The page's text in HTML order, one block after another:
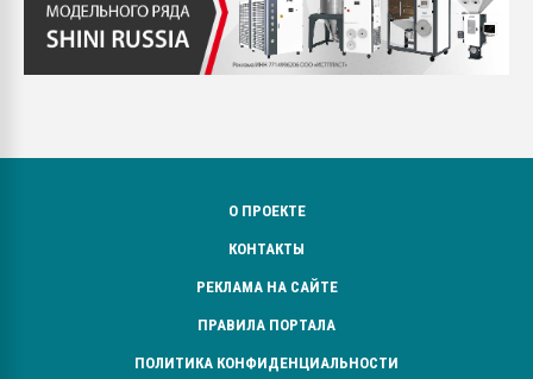
О ПРОЕКТЕ
КОНТАКТЫ
РЕКЛАМА НА САЙТЕ
ПРАВИЛА ПОРТАЛА
ПОЛИТИКА КОНФИДЕНЦИАЛЬНОСТИ